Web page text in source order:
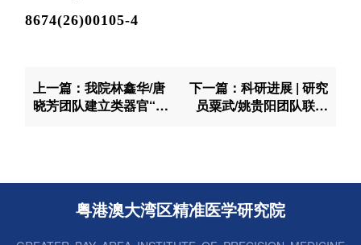
8674(26)00105-4
上一篇：我院林鑫华/唐
晓芳团队建立类器官“延
下一篇：科研进展 | 研究
员粟武/姚贵阳团队联合
粤港澳大湾区精准医学研究院